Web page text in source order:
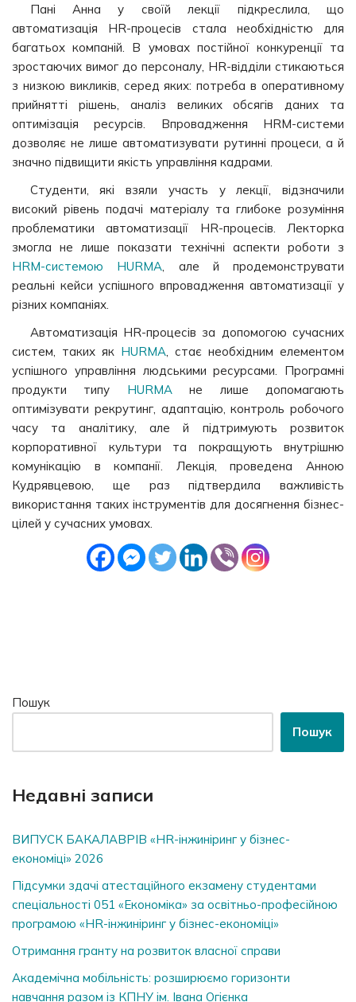
Пані Анна у своїй лекції підкреслила, що
автоматизація HR-процесів стала необхідністю для
багатьох компаній. В умовах постійної конкуренції та
зростаючих вимог до персоналу, HR-відділи стикаються
з низкою викликів, серед яких: потреба в оперативному
прийнятті рішень, аналіз великих обсягів даних та
оптимізація ресурсів. Впровадження HRM-системи
дозволяє не лише автоматизувати рутинні процеси, а й
значно підвищити якість управління кадрами.
Студенти, які взяли участь у лекції, відзначили
високий рівень подачі матеріалу та глибоке розуміння
проблематики автоматизації HR-процесів. Лекторка
змогла не лише показати технічні аспекти роботи з
HRM-системою HURMA, але й продемонструвати
реальні кейси успішного впровадження автоматизації у
різних компаніях.
Автоматизація HR-процесів за допомогою сучасних
систем, таких як HURMA, стає необхідним елементом
успішного управління людськими ресурсами. Програмні
продукти типу HURMAне лише допомагають
оптимізувати рекрутинг, адаптацію, контроль робочого
часу та аналітику, але й підтримують розвиток
корпоративної культури та покращують внутрішню
комунікацію в компанії. Лекція, проведена Анною
Кудрявцевою, ще раз підтвердила важливість
використання таких інструментів для досягнення бізнес-
цілей у сучасних умовах.
Пошук
Пошук
Недавні записи
ВИПУСК БАКАЛАВРІВ «HR-інжиніринг у бізнес-
економіці» 2026
Підсумки здачі атестаційного екзамену студентами
спеціальності 051 «Економіка» за освітньо-професійною
програмою «HR-інжиніринг у бізнес-економіці»
Отримання гранту на розвиток власної справи
Академічна мобільність: розширюємо горизонти
навчання разом із КПНУ ім. Івана Огієнка